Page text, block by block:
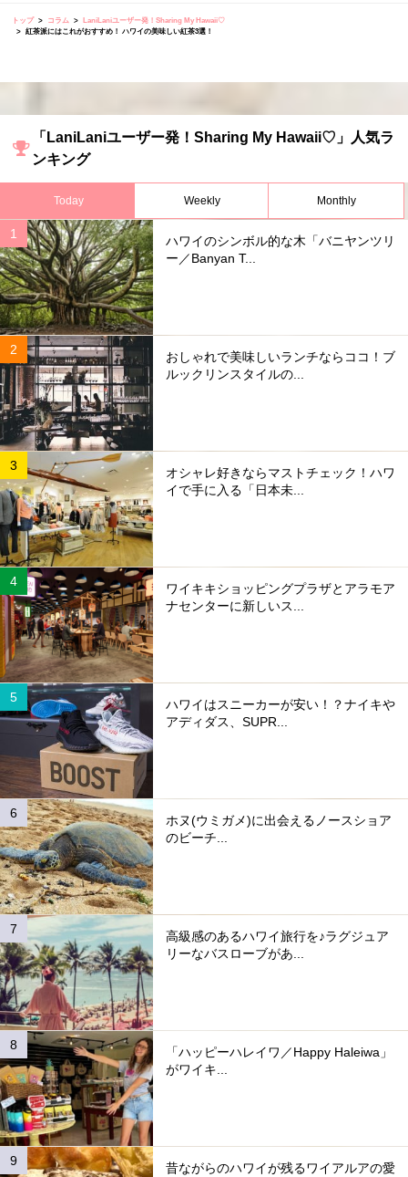
トップ コラム
LaniLaniユーザー発！Sharing My Hawaii♡
紅茶派にはこれがおすすめ！ ハワイの美味しい紅茶3選！
「LaniLaniユーザー発！Sharing My Hawaii♡」人気ラ
ンキング
Today Weekly Monthly
ハワイのシンボル的な木「バニヤンツリ
ー／Banyan T...
おしゃれで美味しいランチならココ！ブ
ルックリンスタイルの...
オシャレ好きならマストチェック！ハワ
イで手に入る「日本未...
ワイキキショッピングプラザとアラモア
ナセンターに新しいス...
ハワイはスニーカーが安い！？ナイキや
アディダス、SUPR...
ホヌ(ウミガメ)に出会えるノースショア
のビーチ...
高級感のあるハワイ旅行を♪ラグジュア
リーなバスローブがあ...
「ハッピーハレイワ／Happy Haleiwa」
がワイキ...
昔ながらのハワイが残るワイアルアの愛